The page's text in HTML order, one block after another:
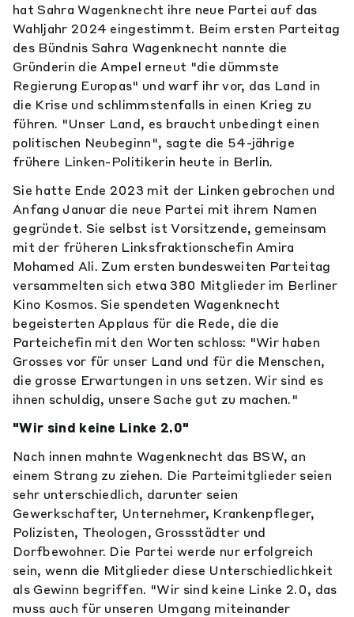
hat Sahra Wagenknecht ihre neue Partei auf das
Wahljahr 2024 eingestimmt. Beim ersten Parteitag
des Bündnis Sahra Wagenknecht nannte die
Gründerin die Ampel erneut "die dümmste
Regierung Europas" und warf ihr vor, das Land in
die Krise und schlimmstenfalls in einen Krieg zu
führen. "Unser Land, es braucht unbedingt einen
politischen Neubeginn", sagte die 54-jährige
frühere Linken-Politikerin heute in Berlin.
Sie hatte Ende 2023 mit der Linken gebrochen und
Anfang Januar die neue Partei mit ihrem Namen
gegründet. Sie selbst ist Vorsitzende, gemeinsam
mit der früheren Linksfraktionschefin Amira
Mohamed Ali. Zum ersten bundesweiten Parteitag
versammelten sich etwa 380 Mitglieder im Berliner
Kino Kosmos. Sie spendeten Wagenknecht
begeisterten Applaus für die Rede, die die
Parteichefin mit den Worten schloss: "Wir haben
Grosses vor für unser Land und für die Menschen,
die grosse Erwartungen in uns setzen. Wir sind es
ihnen schuldig, unsere Sache gut zu machen."
"Wir sind keine Linke 2.0"
Nach innen mahnte Wagenknecht das BSW, an
einem Strang zu ziehen. Die Parteimitglieder seien
sehr unterschiedlich, darunter seien
Gewerkschafter, Unternehmer, Krankenpfleger,
Polizisten, Theologen, Grossstädter und
Dorfbewohner. Die Partei werde nur erfolgreich
sein, wenn die Mitglieder diese Unterschiedlichkeit
als Gewinn begriffen. "Wir sind keine Linke 2.0, das
muss auch für unseren Umgang miteinander